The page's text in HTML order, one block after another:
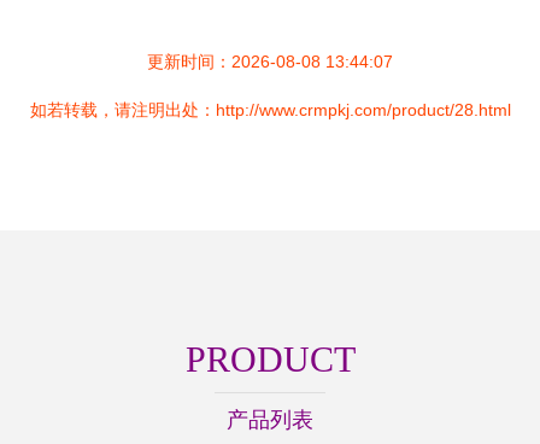
更新时间：2026-08-08 13:44:07
如若转载，请注明出处：http://www.crmpkj.com/product/28.html
PRODUCT
产品列表